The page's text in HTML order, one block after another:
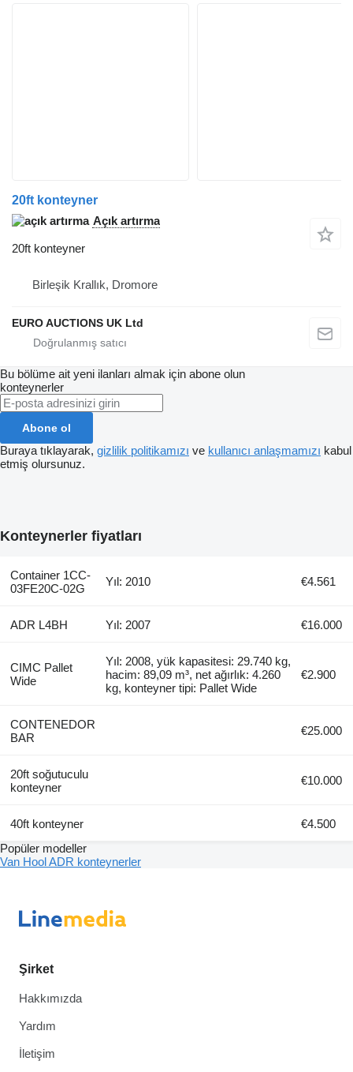
20ft konteyner
Açık artırma
20ft konteyner
Birleşik Krallık, Dromore
EURO AUCTIONS UK Ltd
Bu bölüme ait yeni ilanları almak için abone olun
konteynerler
Abone ol
Buraya tıklayarak, gizlilik politikamızı ve kullanıcı anlaşmamızı kabul
etmiş olursunuz.
Konteynerler fiyatları
Container 1CC-
03FE20C-02G
Yıl: 2010 €4.561
ADR L4BH Yıl: 2007 €16.000
CIMC Pallet
Wide
Yıl: 2008, yük kapasitesi: 29.740 kg,
hacim: 89,09 m³, net ağırlık: 4.260
kg, konteyner tipi: Pallet Wide
€2.900
CONTENEDOR
BAR
€25.000
20ft soğutuculu
konteyner
€10.000
40ft konteyner
€4.500
Popüler modeller
Van Hool ADR konteynerler
Şirket
Hakkımızda
Yardım
İletişim